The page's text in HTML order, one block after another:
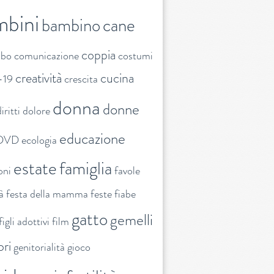
bambinocane
comunicazionecoppia costumi
creatività crescita cucina
doloredonnadonne
ecologia educazione
estatefamiglia favole
festa della mamma festefiabe
adottivi film gattogemelli
genitorialità gioco